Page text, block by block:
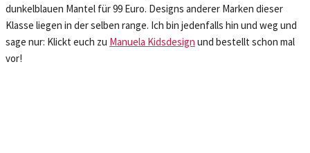
dunkelblauen Mantel für 99 Euro. Designs anderer Marken dieser
Klasse liegen in der selben range. Ich bin jedenfalls hin und weg und
sage nur: Klickt euch zu Manuela Kidsdesign und bestellt schon mal
vor!